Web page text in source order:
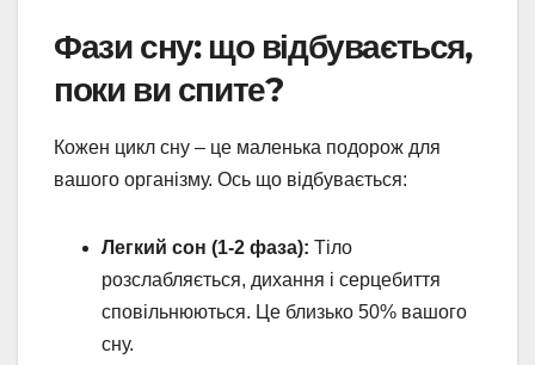
Фази сну: що відбувається,
поки ви спите?
Кожен цикл сну – це маленька подорож для
вашого організму. Ось що відбувається:
Легкий сон (1-2 фаза): Тіло
розслабляється, дихання і серцебиття
сповільнюються. Це близько 50% вашого
сну.